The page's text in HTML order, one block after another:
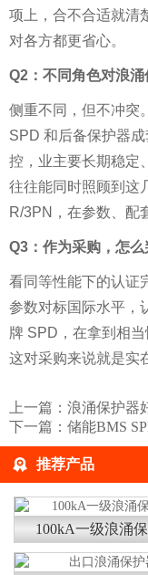
项上，合不合适就清
对各方都更省心。
Q2：不同角色对浪
侧重不同，但不冲突
SPD 和后备保护器
控，业主要长期稳定
往往能同时照顾到这
R/3PN，在参数、配
Q3：作为采购，怎
看同等性能下的认证
参数对标国际水平，
牌 SPD，在拿到相
这对采购来说就是实
上一篇： 浪涌保护器
下一篇： 储能BMS
推荐产品
100kA一级浪涌